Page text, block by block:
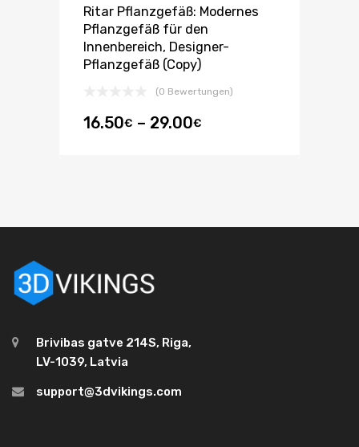
Ritar Pflanzgefäß: Modernes
Pflanzgefäß für den
Innenbereich, Designer-
Pflanzgefäß (Copy)
(0 Bewertungen)
16.50€ – 29.00€
Brivibas gatve 214S, Riga,
LV-1039, Latvia
support@3dvikings.com